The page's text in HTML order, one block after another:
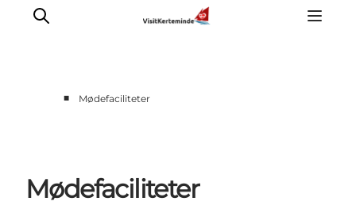
■ Mødefaciliteter
Mødefaciliteter